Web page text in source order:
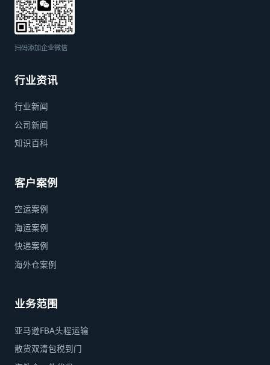
扫码添加企业微信
行业资讯
行业新闻
公司新闻
知识百科
客户案例
空运案例
海运案例
快递案例
海外仓案例
业务范围
亚马逊FBA头程运输
散货双清包税到门